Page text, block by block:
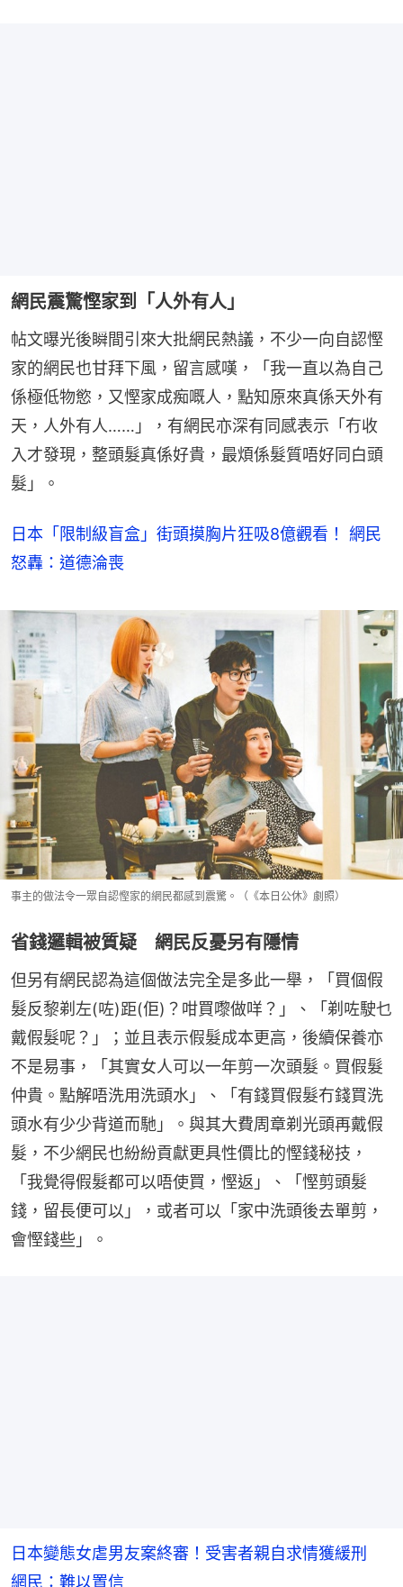
網民震驚慳家到「人外有人」
帖文曝光後瞬間引來大批網民熱議，不少一向自認慳
家的網民也甘拜下風，留言感嘆，「我一直以為自己
係極低物慾，又慳家成痴嘅人，點知原來真係天外有
天，人外有人……」，有網民亦深有同感表示「冇收
入才發現，整頭髮真係好貴，最煩係髮質唔好同白頭
髮」。
日本「限制級盲盒」街頭摸胸片狂吸8億觀看！ 網民
怒轟：道德淪喪
事主的做法令一眾自認慳家的網民都感到震驚。（《本日公休》劇照）
省錢邏輯被質疑 網民反憂另有隱情
但另有網民認為這個做法完全是多此一舉，「買個假
髮反黎剃左(咗)距(佢)？咁買嚟做咩？」、「剃咗駛乜
戴假髮呢？」；並且表示假髮成本更高，後續保養亦
不是易事，「其實女人可以一年剪一次頭髮。買假髮
仲貴。點解唔洗用洗頭水」、「有錢買假髮冇錢買洗
頭水有少少背道而馳」。與其大費周章剃光頭再戴假
髮，不少網民也紛紛貢獻更具性價比的慳錢秘技，
「我覺得假髮都可以唔使買，慳返」、「慳剪頭髮
錢，留長便可以」，或者可以「家中洗頭後去單剪，
會慳錢些」。
日本變態女虐男友案終審！受害者親自求情獲緩刑
網民：難以置信